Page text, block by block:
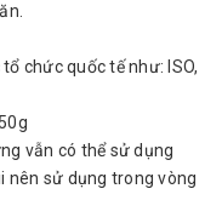
chức quốc tế như: ISO,
vẫn có thể sử dụng
nên sử dụng trong vòng